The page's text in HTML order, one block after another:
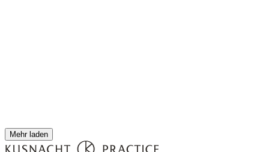
Mehr laden